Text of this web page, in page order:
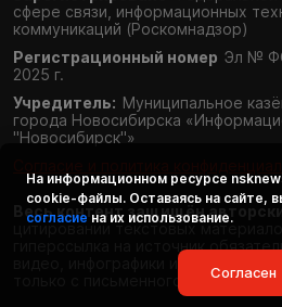
сфере связи, информационных
коммуникаций (Роскомнадзор)
Регистрационный номер Эл №
2025 г.
Учредитель: Муниципальное
города Новосибирска
"Новосибирск"»
Весь контент защищён
гиперссылка на источник
видео, инфографики и
только с письменного разрешения
На информационном ресурсе
cookie-файлы. Оставаясь на сайте,
согласие на их использование.
Согласен